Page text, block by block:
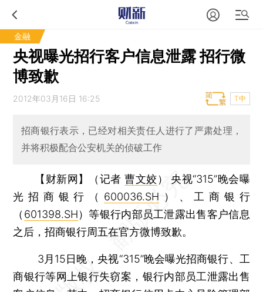
金融
央视曝光招行客户信息泄露 招行微
博致歉
2012年03月16日 16:25 T中
招商银行表示，已经对相关责任人进行了严肃处理，
并将积极配合公安机关的侦破工作
【财新网】（记者曹文姣）
央视“315”晚会曝
光招商银行（ 600036.SH ）、工商银行
（ 601398.SH）等银行内部员工泄露出售客户信息
之后，招商银行周五在官方微博致歉。
3月15日晚，央视“315”晚会曝光招商银行、工
商银行等网上银行失窃案，银行内部员工泄露出售